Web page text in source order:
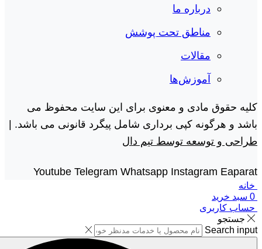
درباره ما
مناطق تحت پوشش
مقالات
آموزش‌ها
کلیه حقوق مادی و معنوی برای این سایت محفوظ می
باشد و هرگونه کپی برداری شامل پیگرد قانونی می باشد. |
طراحی و توسعه توسط تیم دال
Youtube Telegram Whatsapp Instagram Eaparat
خانه
0 سبد خرید
حساب کاربری
جستجو
Search input